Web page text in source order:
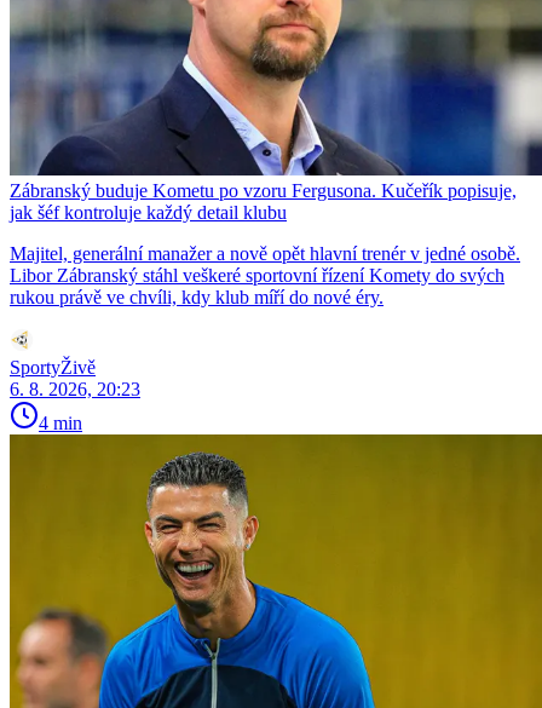
Zábranský buduje Kometu po vzoru Fergusona. Kučeřík popisuje,
jak šéf kontroluje každý detail klubu
Majitel, generální manažer a nově opět hlavní trenér v jedné osobě.
Libor Zábranský stáhl veškeré sportovní řízení Komety do svých
rukou právě ve chvíli, kdy klub míří do nové éry.
SportyŽivě
6. 8. 2026, 20:23
4 min